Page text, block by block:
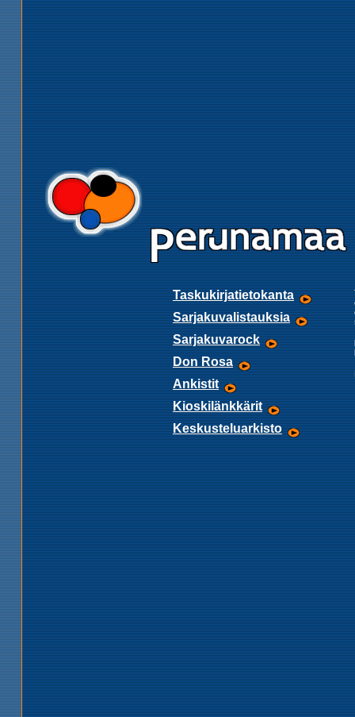
Taskukirjatietokanta
Sarjakuvalistauksia
Sarjakuvarock
Don Rosa
Ankistit
Kioskilänkkärit
Keskusteluarkisto